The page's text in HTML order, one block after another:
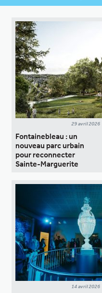
29 avril 2026
Fontainebleau : un
nouveau parc urbain
pour reconnecter
Sainte-Marguerite
14 avril 2026